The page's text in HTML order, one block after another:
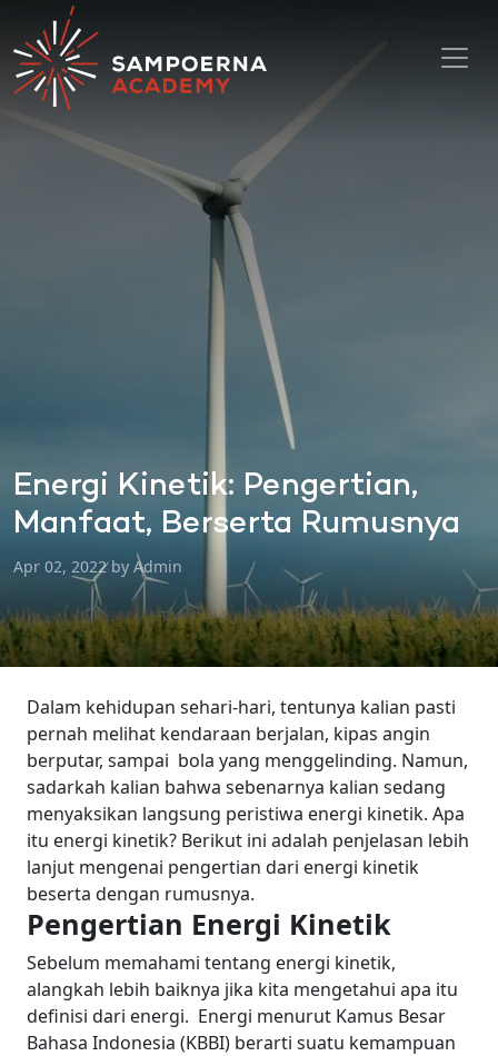
Energi Kinetik: Pengertian,
Manfaat, Berserta Rumusnya
Apr 02, 2022 by Admin
Dalam kehidupan sehari-hari, tentunya kalian pasti
pernah melihat kendaraan berjalan, kipas angin
berputar, sampai bola yang menggelinding. Namun,
sadarkah kalian bahwa sebenarnya kalian sedang
menyaksikan langsung peristiwa energi kinetik. Apa
itu energi kinetik? Berikut ini adalah penjelasan lebih
lanjut mengenai pengertian dari energi kinetik
beserta dengan rumusnya.
Pengertian Energi Kinetik
Sebelum memahami tentang energi kinetik,
alangkah lebih baiknya jika kita mengetahui apa itu
definisi dari energi. Energi menurut Kamus Besar
Bahasa Indonesia (KBBI) berarti suatu kemampuan